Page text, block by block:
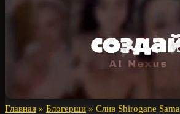
Главная » Блогерши » Слив Shirogane Sama